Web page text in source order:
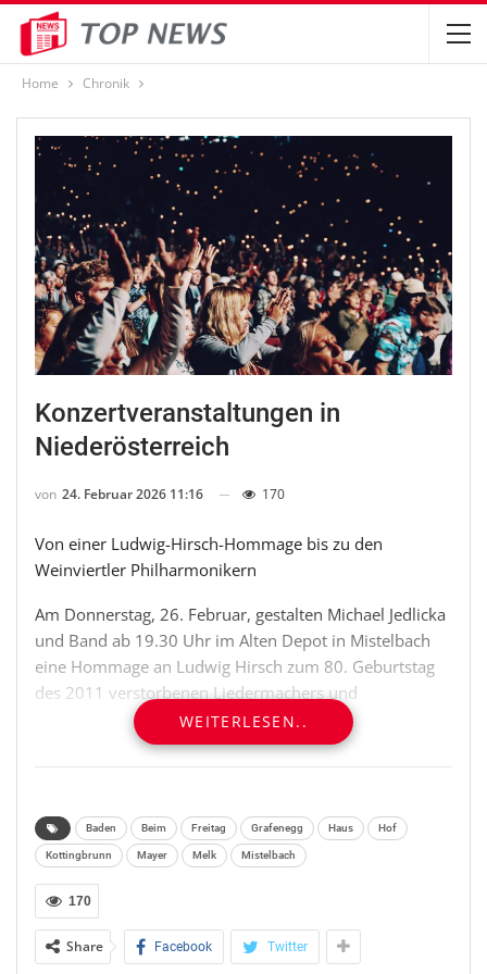
Home Chronik
Konzertveranstaltungen in
Niederösterreich
von 24. Februar 2026 11:16 170
Von einer Ludwig-Hirsch-Hommage bis zu den
Weinviertler Philharmonikern
Am Donnerstag, 26. Februar, gestalten Michael Jedlicka
und Band ab 19.30 Uhr im Alten Depot in Mistelbach
eine Hommage an Ludwig Hirsch zum 80. Geburtstag
des 2011 verstorbenen Liedermachers und
Schauspielers. Nähere Informationen und Karten unter
02572/3955, e-mail office@altesdepot.at und
www.altesdepot.at.
Beim nächsten Jazz Café Project im Theater am Steg in
Baden spielen Philippine Duchateau und Peter Natterer
Eigenkompositionen, Jazz-Standards und Stücke aus der
Gypsy-Tradition. Eintritt: freie Spende; nähere
Informationen bei der Kulturabteilung Baden unter
WEITERLESEN..
Baden Beim Freitag Grafenegg Haus Hof
Kottingbrunn Mayer Melk Mistelbach
170
Share Facebook Twitter